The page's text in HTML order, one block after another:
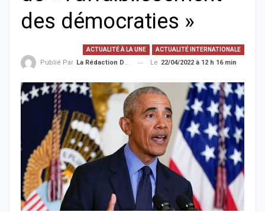
des démocraties »
ACTUALITÉ À LA UNE ACTUALITÉ INTERNATIONALE
Publié Par La Rédaction De La SenTV.info Le 22/04/2022 à 12 h 16 min